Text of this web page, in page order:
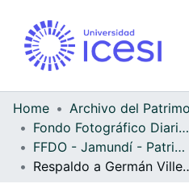
Home
Fondo Fotográfico Diario Occidente
FFDO - Jamundí - Patrimonial
Respaldo a